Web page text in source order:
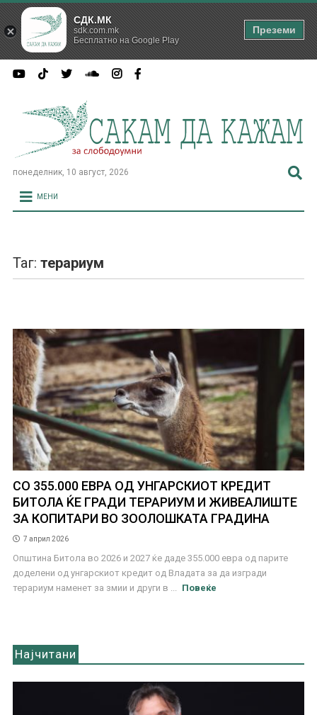
понеделник, 10 август, 2026
МЕНИ
Таг: терариум
СО 355.000 ЕВРА ОД УНГАРСКИОТ КРЕДИТ
БИТОЛА ЌЕ ГРАДИ ТЕРАРИУМ И ЖИВЕАЛИШТЕ
ЗА КОПИТАРИ ВО ЗООЛОШКАТА ГРАДИНА
7 април 2026
Општина Битола во 2026 и 2027 ќе даде 355.000 евра од парите
доделени од унгарскиот кредит од Владата за да изгради
терариум наменет за змии и други в ...
Повеќе
Најчитани
СДК.МК
sdk.com.mk
Бесплатно на Google Play
Преземи